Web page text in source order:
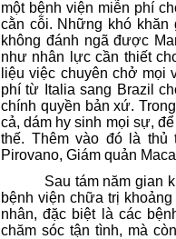
một bệnh viện miễn phí
cằn cỗi. Những khó
không đánh ngã được
như nhân lực cần thiết
liệu việc chuyên chở mọi
phí từ Italia sang Brazil
chính quyền bản xứ.
cả, dám hy sinh mọi sự,
thế. Thêm vào đó là
Pirovano, Giám quản
Sau tám năm gian
bệnh viện chữa trị
nhân, đặc biệt là các
chăm sóc tận tình, mà